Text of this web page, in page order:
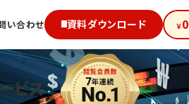
い合わせ 資料ダウンロード ￥0
ビス